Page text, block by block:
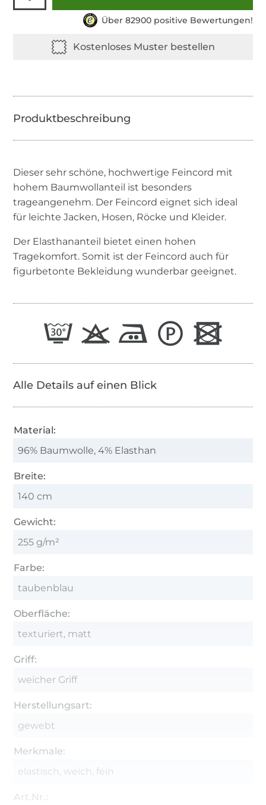
Über 82900 positive Bewertungen!
Dieser sehr schöne, hochwertige Feincord mit
hohem Baumwollanteil ist besonders
trageangenehm. Der Feincord eignet sich ideal
für leichte Jacken, Hosen, Röcke und Kleider.
Der Elasthananteil bietet einen hohen
Tragekomfort. Somit ist der Feincord auch für
figurbetonte Bekleidung wunderbar geeignet.
Alle Details auf einen Blick
Material:
96% Baumwolle, 4% Elasthan
Breite:
140 cm
Gewicht:
255 g/m²
Farbe:
taubenblau
Oberfläche:
texturiert, matt
Griff:
weicher Griff
Herstellungsart:
gewebt
Merkmale:
elastisch, weich, fein
Art.Nr.: